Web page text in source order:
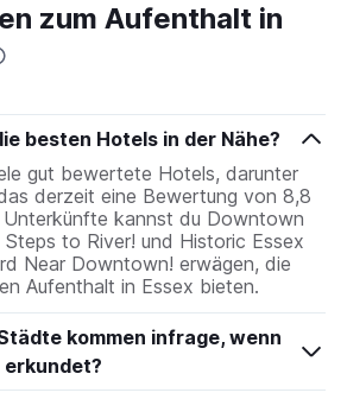
zum Aufenthalt in
besten Hotels in der Nähe?
gut bewertete Hotels, darunter
derzeit eine Bewertung von 8,8
kannst du Downtown
to River! und Historic Essex
Near Downtown! erwägen, die
Aufenthalt in Essex bieten.
kommen infrage, wenn